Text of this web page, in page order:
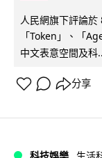
人民網旗下評論
「Token」、「
中文表意空間及科
分享